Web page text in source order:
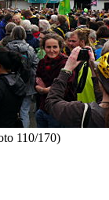
110/170)